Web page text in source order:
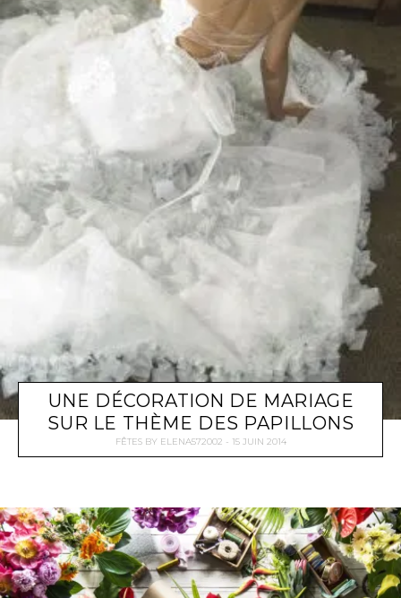
UNE DÉCORATION DE MARIAGE
SUR LE THÈME DES PAPILLONS
FÊTES BY ELENA572002 15 JUIN 2014